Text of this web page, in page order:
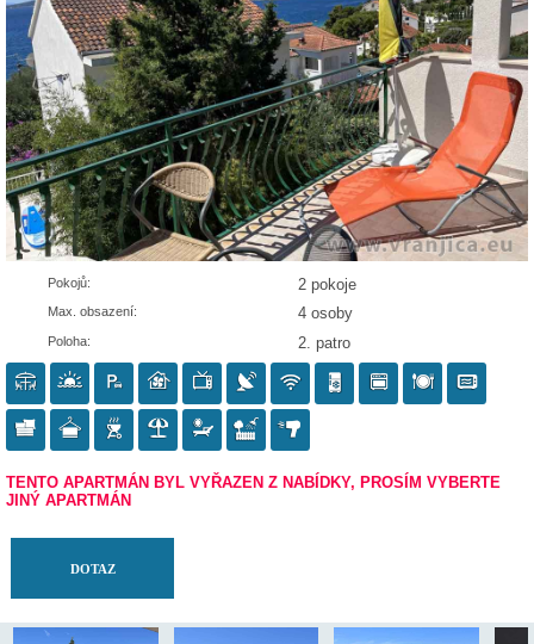
Pokojů:
Max. obsazení: 4 osoby
Poloha: